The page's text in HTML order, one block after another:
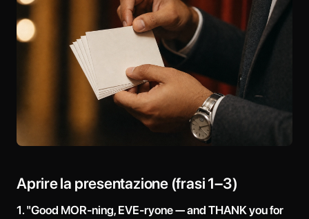
Aprire la presentazione (frasi 1–3)
1. "Good MOR-ning, EVE-ryone — and THANK you for